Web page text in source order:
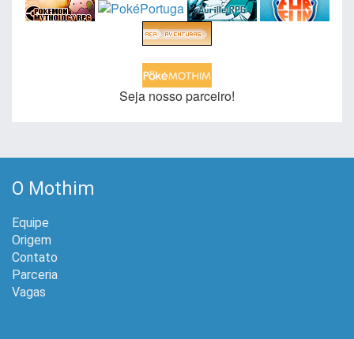
Seja nosso parceiro!
O Mothim
Equipe
Origem
Contato
Parceria
Vagas